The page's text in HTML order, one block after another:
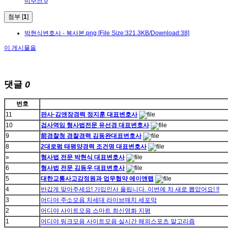
첨부 [1]
박현식변호사 - 복사본.png [File Size:321.3KB/Download:38]
이 게시물을
댓글 0
번호
11
판사·김앤장경력 정지훈 대표변호사
10
검사역임 형사법전문 유선경 대표변호사
9
前경찰청 경찰경력 김동완대표변호사
8
2대로펌 태평양경력 조건명 대표변호사
»
형사법 전문 박현식 대표변호사
6
형사법 전문 김동우 대표변호사
5
대한교통사고감정원과 업무협약 에이앤랩
4
반갑게 맞아주세요! 가입인사 올립니다. 이번에 차 새로 뽑았어요! !!
3
어디야 주소모음 차세대 라이브매치 세포막
2
어디야 사이트모음 스마트 최신영화 지평
1
어디야 링크모음 사이트모음 실시간 해외스포츠 알고리즘